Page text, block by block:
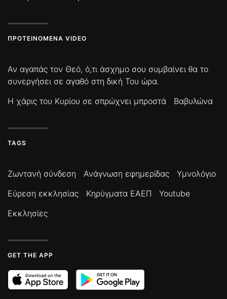
ΠΡΟΤΕΙΝΌΜΕΝΑ VIDEO
Αν αγαπάς τον Θεό, ό,τι άσχημο σου συμβαίνει θα το
συνεργήσει σε αγαθό στη δική Του ώρα.
Η χάρις του Κυρίου σε σπρώχνει μπροστά
Βαβυλώνα
TAGS
Ζωντανή σύνδεση Ανάγνωση εφημερίδας
Υμνολόγιο
Εύρεση εκκλησίας
Κηρύγματα ΕΑΕΠ
Youtube
Εκκλησίες
GET THE APP